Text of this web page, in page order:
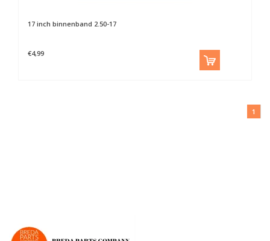
17 inch binnenband 2.50-17
€4,99
1